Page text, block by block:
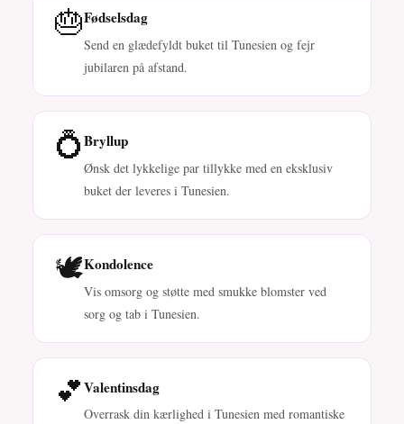
🎂Fødselsdag
Send en glædefyldt buket til Tunesien og fejr
jubilaren på afstand.
💍Bryllup
Ønsk det lykkelige par tillykke med en eksklusiv
buket der leveres i Tunesien.
🕊️Kondolence
Vis omsorg og støtte med smukke blomster ved
sorg og tab i Tunesien.
💕Valentinsdag
Overrask din kærlighed i Tunesien med romantiske